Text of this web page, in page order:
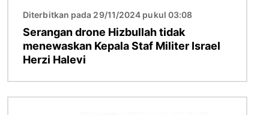
Diterbitkan pada 29/11/2024 pukul 03:08
Serangan drone Hizbullah tidak
menewaskan Kepala Staf Militer Israel
Herzi Halevi